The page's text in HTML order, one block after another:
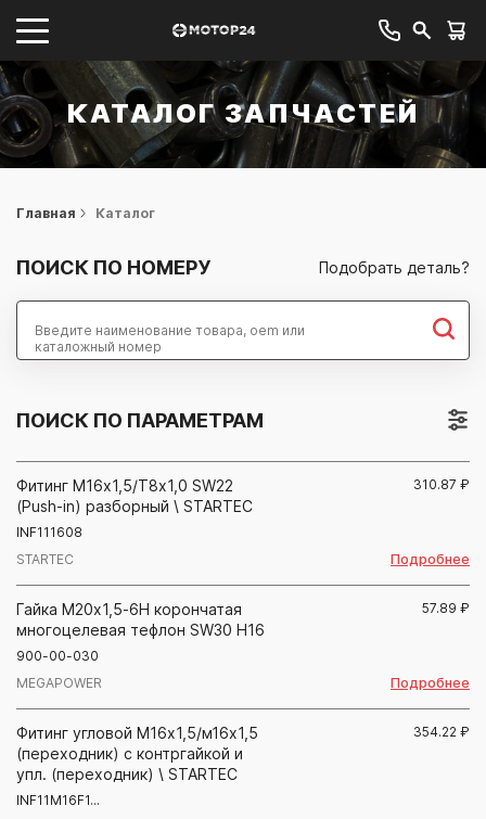
КАТАЛОГ ЗАПЧАСТЕЙ
Главная Каталог
ПОИСК ПО НОМЕРУ Подобрать деталь?
ПОИСК ПО ПАРАМЕТРАМ
Фитинг М16x1,5/Т8x1,0 SW22
(Push-in) разборный \ STARTEC
INF111608
STARTEC
310.87 ₽
Подробнее
Гайка М20х1,5-6Н корончатая
многоцелевая тефлон SW30 H16
900-00-030
MEGAPOWER
57.89 ₽
Подробнее
Фитинг угловой М16х1,5/м16х1,5
(переходник) с контргайкой и
упл. (переходник) \ STARTEC
INF11M16F1...
354.22 ₽